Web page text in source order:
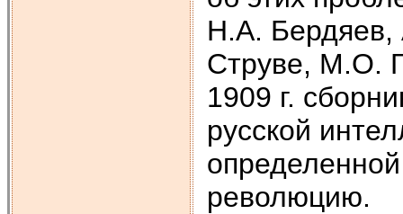
Н.А. Бердяев,
Струве, М.О.
1909 г.
русской
революцию.